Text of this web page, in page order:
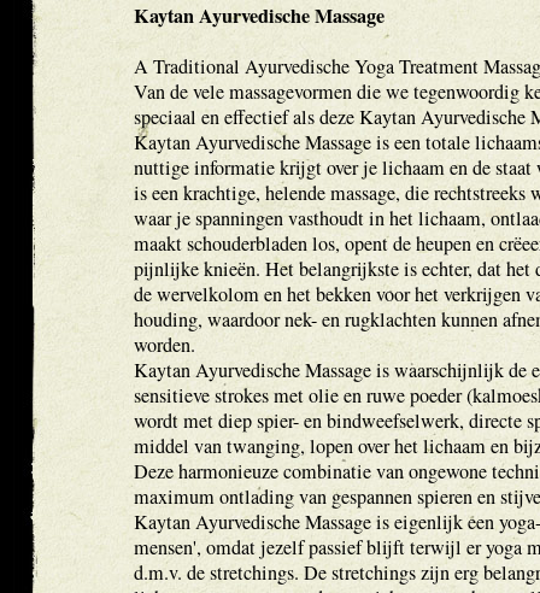
Kaytan Ayurvedische Massage
A Traditional Ayurvedische Yoga Treatment
Van de vele massagevormen die we tegenwoordig
speciaal en effectief als deze Kaytan Ayurvedische
Kaytan Ayurvedische Massage is een totale
nuttige informatie krijgt over je lichaam en de staat
is een krachtige, helende massage, die rechtstreeks
waar je spanningen vasthoudt in het lichaam,
maakt schouderbladen los, opent de heupen en
pijnlijke knieën. Het belangrijkste is echter, dat het
de wervelkolom en het bekken voor het verkrijgen
houding, waardoor nek- en rugklachten kunnen
worden.
Kaytan Ayurvedische Massage is waarschijnlijk de
sensitieve strokes met olie en ruwe poeder
wordt met diep spier- en bindweefselwerk, directe
middel van twanging, lopen over het lichaam en
Deze harmonieuze combinatie van ongewone
maximum ontlading van gespannen spieren en
Kaytan Ayurvedische Massage is eigenlijk een
mensen', omdat jezelf passief blijft terwijl er yoga
d.m.v. de stretchings. De stretchings zijn erg